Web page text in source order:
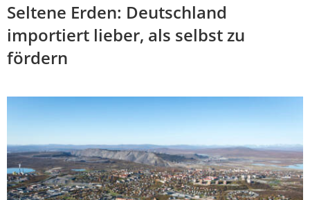
Seltene Erden: Deutschland
importiert lieber, als selbst zu
fördern